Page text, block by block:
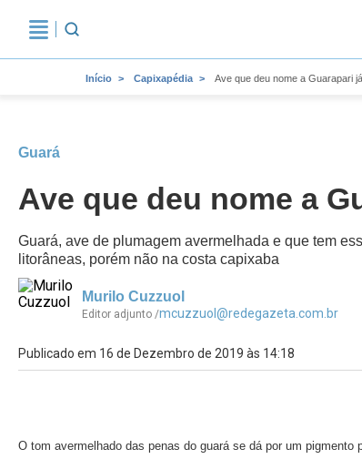
Início Capixapédia Ave que deu nome a Guarapari
Guará
Ave que deu nome a
Guará, ave de plumagem avermelhada e que tem
litorâneas, porém não na costa capixaba
Murilo Cuzzuol
Editor adjunto /mcuzzuol@redegazeta.com.br
Publicado em 16 de Dezembro de 2019 às 14:18
O tom avermelhado das penas do guará se dá por um